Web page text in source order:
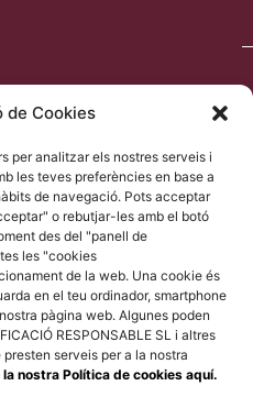
de Cookies
per analitzar els nostres serveis i
les teves preferències en base a
de navegació. Pots acceptar
o rebutjar-les amb el botó
des del "panell de
les "cookies
de la web. Una cookie és
en el teu ordinador, smartphone
pàgina web. Algunes poden
RESPONSABLE SL i altres
serveis per a la nostra
nostra Política de cookies aquí.